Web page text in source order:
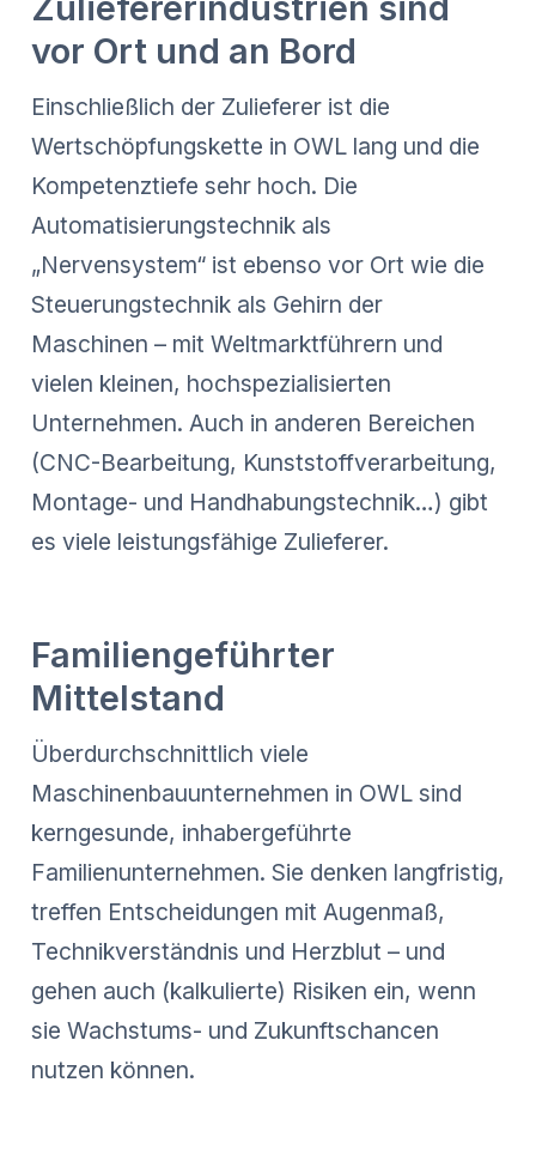
vor Ort und an Bord
Einschließlich der Zulieferer ist die
Wertschöpfungskette in OWL lang und die
Kompetenztiefe sehr hoch. Die
Automatisierungstechnik als
„Nervensystem“ ist ebenso vor Ort wie die
Steuerungstechnik als Gehirn der
Maschinen – mit Weltmarktführern und
vielen kleinen, hochspezialisierten
Unternehmen. Auch in anderen Bereichen
(CNC-Bearbeitung, Kunststoffverarbeitung,
Montage- und Handhabungstechnik…) gibt
es viele leistungsfähige Zulieferer.
Familiengeführter
Mittelstand
Überdurchschnittlich viele
Maschinenbauunternehmen in OWL sind
kerngesunde, inhabergeführte
Familienunternehmen. Sie denken langfristig,
treffen Entscheidungen mit Augenmaß,
Technikverständnis und Herzblut – und
gehen auch (kalkulierte) Risiken ein, wenn
sie Wachstums- und Zukunftschancen
nutzen können.